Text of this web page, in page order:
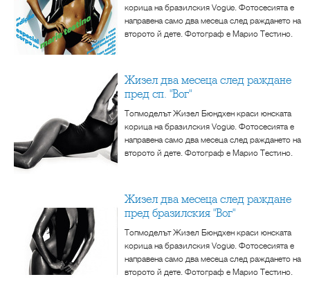
корица на бразилския Vogue. Фотосесията е
направена само два месеца след раждането на
второто й дете. Фотограф е Марио Тестино.
Жизел два месеца след раждане
пред сп. "Вог"
Топмоделът Жизел Бюндхен краси юнската
корица на бразилския Vogue. Фотосесията е
направена само два месеца след раждането на
второто й дете. Фотограф е Марио Тестино.
Жизел два месеца след раждане
пред бразилския "Вог"
Топмоделът Жизел Бюндхен краси юнската
корица на бразилския Vogue. Фотосесията е
направена само два месеца след раждането на
второто й дете. Фотограф е Марио Тестино.